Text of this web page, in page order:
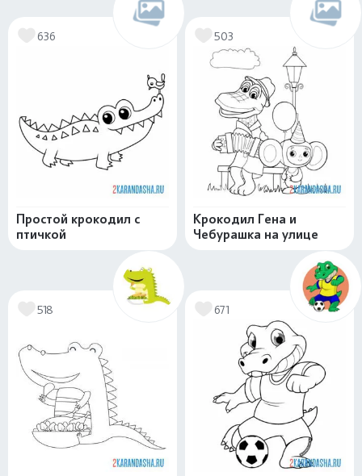
636
Простой крокодил с
птичкой
503
Крокодил Гена и
Чебурашка на улице
518 671